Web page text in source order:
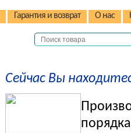
Гарантия и возврат О нас
Сейчас Вы